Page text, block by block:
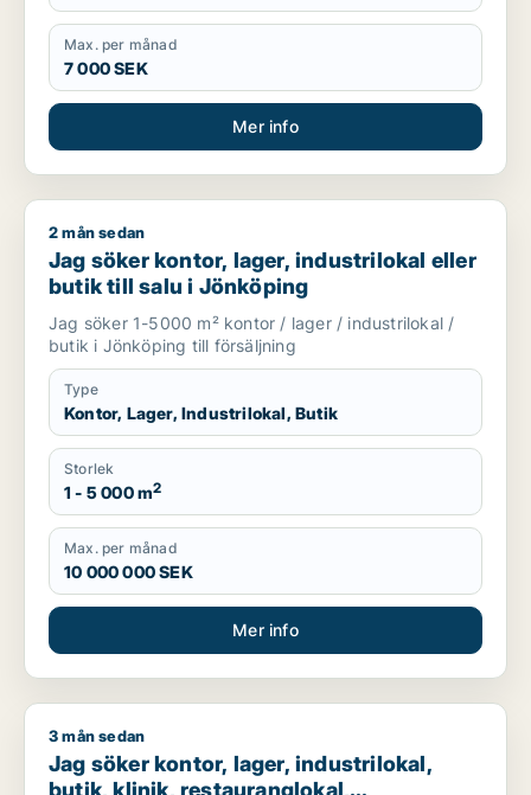
Max. per månad
7 000 SEK
Mer info
Jag söker kontor, lager, industrilokal eller butik till salu i
2 mån sedan
Jag söker kontor, lager, industrilokal eller
butik till salu i Jönköping
Jag söker 1-5000 m² kontor / lager / industrilokal /
butik i Jönköping till försäljning
Type
Kontor, Lager, Industrilokal, Butik
Storlek
1 - 5 000 m2
Max. per månad
10 000 000 SEK
Mer info
Jag söker kontor, lager, industrilokal, butik, klinik,
3 mån sedan
Jag söker kontor, lager, industrilokal,
butik, klinik, restauranglokal,